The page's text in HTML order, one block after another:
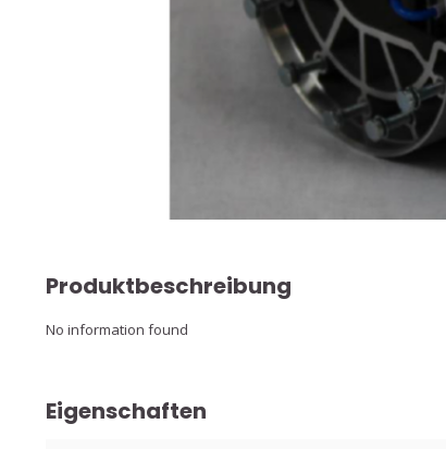
Produktbeschreibung
No information found
Eigenschaften